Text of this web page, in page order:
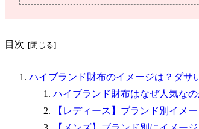
目次
ハイブランド財布のイメージは？ダサ
ハイブランド財布はなぜ人気な
【レディース】ブランド別イメ